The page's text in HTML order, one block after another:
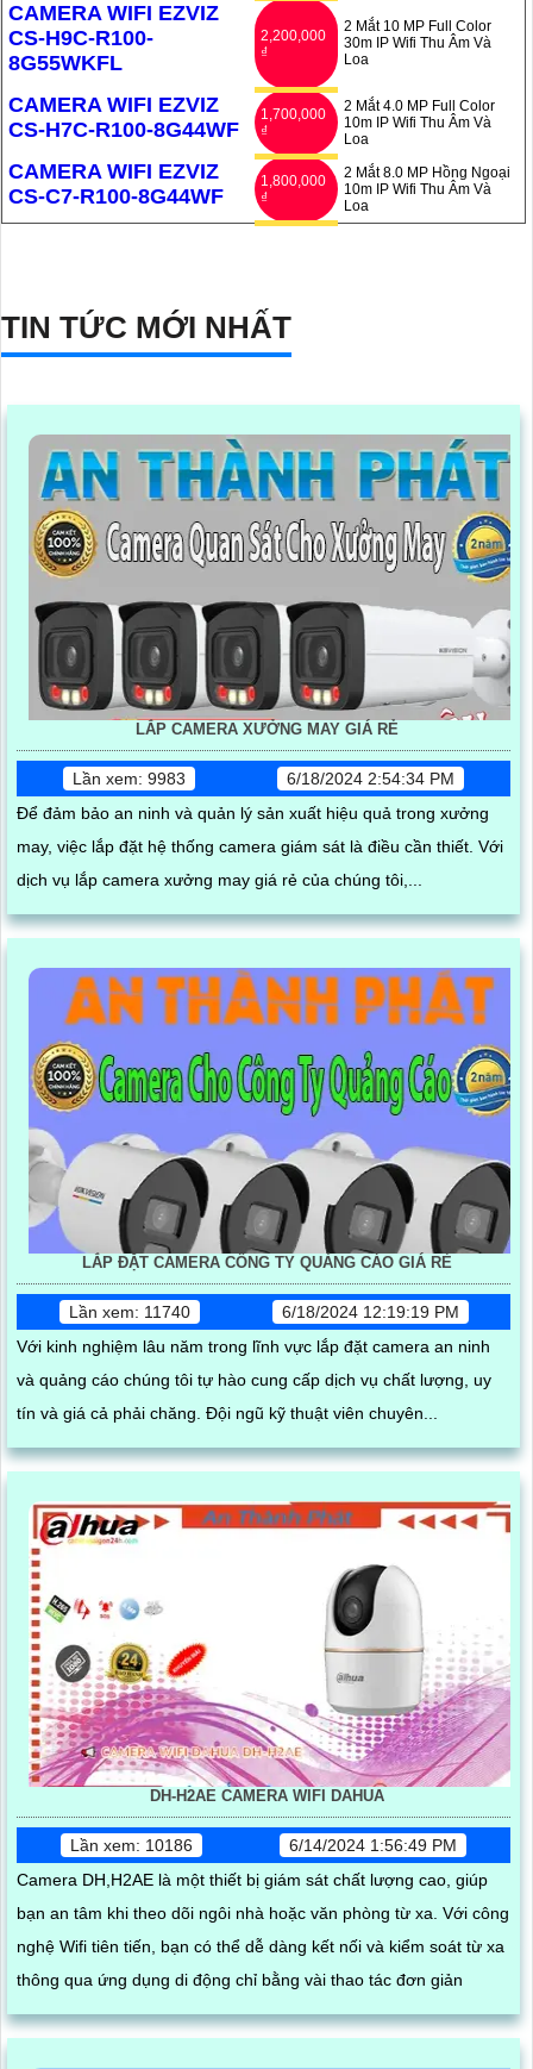
CAMERA WIFI EZVIZ
CS-H9C-R100-
8G55WKFL
2,200,000
₫
2 Mắt 10 MP Full Color
30m IP Wifi Thu Âm Và
Loa
CAMERA WIFI EZVIZ
CS-H7C-R100-8G44WF
1,700,000
₫
2 Mắt 4.0 MP Full Color
10m IP Wifi Thu Âm Và
Loa
CAMERA WIFI EZVIZ
CS-C7-R100-8G44WF
1,800,000
₫
2 Mắt 8.0 MP Hồng Ngoại
10m IP Wifi Thu Âm Và
Loa
TIN TỨC MỚI NHẤT
LẮP CAMERA XƯỞNG MAY GIÁ RẺ
Lần xem: 9983
6/18/2024 2:54:34 PM
Để đảm bảo an ninh và quản lý sản xuất hiệu quả trong xưởng
may, việc lắp đặt hệ thống camera giám sát là điều cần thiết. Với
dịch vụ lắp camera xưởng may giá rẻ của chúng tôi,...
LẮP ĐẶT CAMERA CÔNG TY QUẢNG CÁO GIÁ RẺ
Lần xem: 11740
6/18/2024 12:19:19 PM
Với kinh nghiệm lâu năm trong lĩnh vực lắp đặt camera an ninh
và quảng cáo chúng tôi tự hào cung cấp dịch vụ chất lượng, uy
tín và giá cả phải chăng. Đội ngũ kỹ thuật viên chuyên...
DH-H2AE CAMERA WIFI DAHUA
Lần xem: 10186
6/14/2024 1:56:49 PM
Camera DH,H2AE là một thiết bị giám sát chất lượng cao, giúp
bạn an tâm khi theo dõi ngôi nhà hoặc văn phòng từ xa. Với công
nghệ Wifi tiên tiến, bạn có thể dễ dàng kết nối và kiểm soát từ xa
thông qua ứng dụng di động chỉ bằng vài thao tác đơn giản